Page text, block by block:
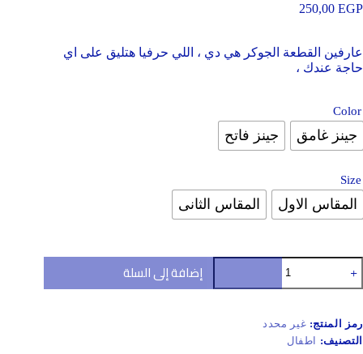
250,00 EGP
عارفين القطعة الجوكر هي دي ، اللي حرفيا هتليق على اي
حاجة عندك ،
Color
جينز غامق جينز فاتح
Size
المقاس الاول المقاس الثانى
جيب
جينز
إضافة إلى السلة
رمز المنتج: غير محدد
التصنيف:
اطفال